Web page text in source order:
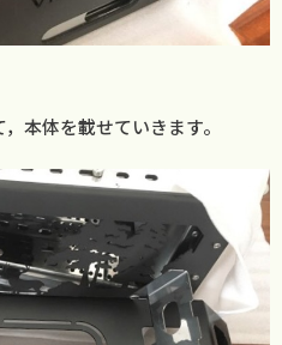
本体を載せていきます。